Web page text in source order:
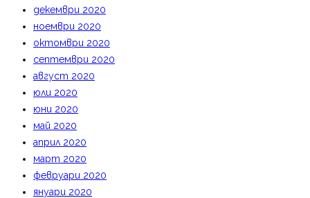
декември 2020
ноември 2020
октомври 2020
септември 2020
август 2020
юли 2020
юни 2020
май 2020
април 2020
март 2020
февруари 2020
януари 2020